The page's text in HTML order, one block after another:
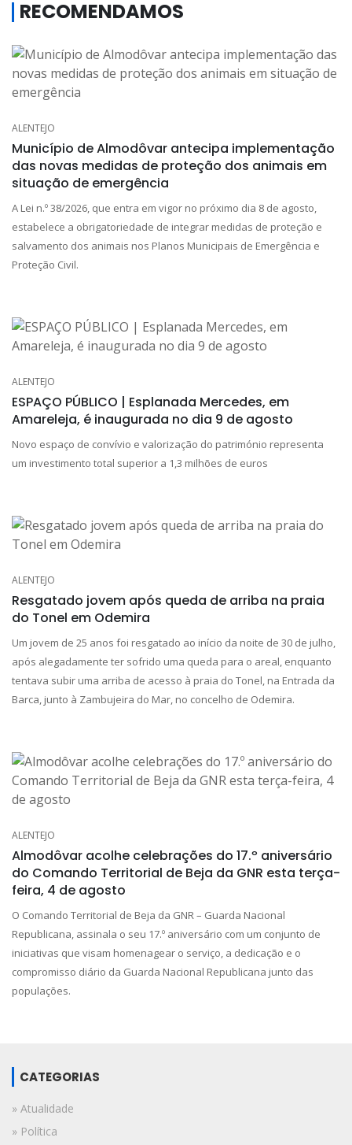
RECOMENDAMOS
ALENTEJO
Município de Almodôvar antecipa implementação
das novas medidas de proteção dos animais em
situação de emergência
A Lei n.º 38/2026, que entra em vigor no próximo dia 8 de agosto,
estabelece a obrigatoriedade de integrar medidas de proteção e
salvamento dos animais nos Planos Municipais de Emergência e
Proteção Civil.
ALENTEJO
ESPAÇO PÚBLICO | Esplanada Mercedes, em
Amareleja, é inaugurada no dia 9 de agosto
Novo espaço de convívio e valorização do património representa
um investimento total superior a 1,3 milhões de euros
ALENTEJO
Resgatado jovem após queda de arriba na praia
do Tonel em Odemira
Um jovem de 25 anos foi resgatado ao início da noite de 30 de julho,
após alegadamente ter sofrido uma queda para o areal, enquanto
tentava subir uma arriba de acesso à praia do Tonel, na Entrada da
Barca, junto à Zambujeira do Mar, no concelho de Odemira.
ALENTEJO
Almodôvar acolhe celebrações do 17.º aniversário
do Comando Territorial de Beja da GNR esta terça-
feira, 4 de agosto
O Comando Territorial de Beja da GNR – Guarda Nacional
Republicana, assinala o seu 17.º aniversário com um conjunto de
iniciativas que visam homenagear o serviço, a dedicação e o
compromisso diário da Guarda Nacional Republicana junto das
populações.
CATEGORIAS
» Atualidade
» Política